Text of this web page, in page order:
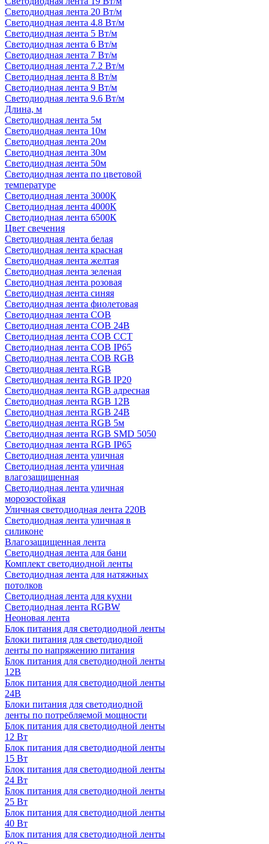
Светодиодная лента 20 Вт/м
Светодиодная лента 4.8 Вт/м
Светодиодная лента 5 Вт/м
Светодиодная лента 6 Вт/м
Светодиодная лента 7 Вт/м
Светодиодная лента 7.2 Вт/м
Светодиодная лента 8 Вт/м
Светодиодная лента 9 Вт/м
Светодиодная лента 9.6 Вт/м
Длина, м
Светодиодная лента 5м
Светодиодная лента 10м
Светодиодная лента 20м
Светодиодная лента 30м
Светодиодная лента 50м
Светодиодная лента по цветовой
температуре
Светодиодная лента 3000К
Светодиодная лента 4000К
Светодиодная лента 6500К
Цвет свечения
Светодиодная лента белая
Светодиодная лента красная
Светодиодная лента желтая
Светодиодная лента зеленая
Светодиодная лента розовая
Светодиодная лента синяя
Светодиодная лента фиолетовая
Светодиодная лента COB
Светодиодная лента COB 24В
Светодиодная лента COB CCT
Светодиодная лента COB IP65
Светодиодная лента COB RGB
Светодиодная лента RGB
Светодиодная лента RGB IP20
Светодиодная лента RGB адресная
Светодиодная лента RGB 12В
Светодиодная лента RGB 24В
Светодиодная лента RGB 5м
Светодиодная лента RGB SMD 5050
Светодиодная лента RGB IP65
Светодиодная лента уличная
Светодиодная лента уличная
влагозащищенная
Светодиодная лента уличная
морозостойкая
Уличная светодиодная лента 220В
Светодиодная лента уличная в
силиконе
Влагозащищенная лента
Светодиодная лента для бани
Комплект светодиодной ленты
Светодиодная лента для натяжных
потолков
Светодиодная лента для кухни
Светодиодная лента RGBW
Неоновая лента
Блок питания для светодиодной ленты
Блоки питания для светодиодной
ленты по напряжению питания
Блок питания для светодиодной ленты
12В
Блок питания для светодиодной ленты
24В
Блоки питания для светодиодной
ленты по потребляемой мощности
Блок питания для светодиодной ленты
12 Вт
Блок питания для светодиодной ленты
15 Вт
Блок питания для светодиодной ленты
24 Вт
Блок питания для светодиодной ленты
25 Вт
Блок питания для светодиодной ленты
40 Вт
Блок питания для светодиодной ленты